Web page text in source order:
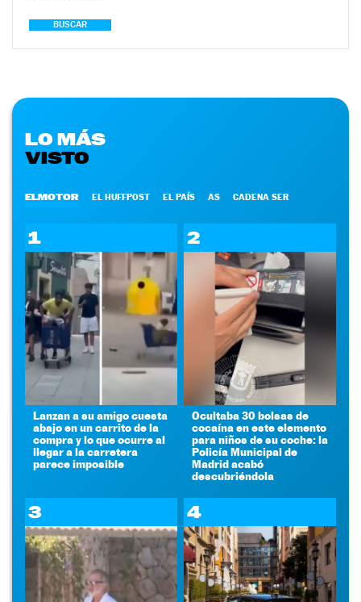
BUSCAR
LO MÁS
VISTO
ELMOTOR EL HUFFPOST EL PAÍS AS CADENA SER
1
Lanzan a su amigo cuesta
abajo en un carrito de la
compra y lo que ocurre al
llegar a la carretera
parece imposible
2
Ocultaba 30 bolsas de
cocaína en este elemento
para niños de su coche: la
Policía Municipal de
Madrid acabó
descubriéndola
3 4